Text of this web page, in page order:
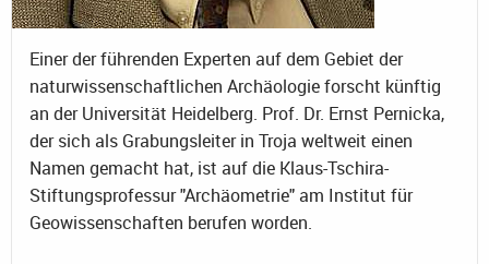
Einer der führenden Experten auf dem Gebiet der
naturwissenschaftlichen Archäologie forscht künftig
an der Universität Heidelberg. Prof. Dr. Ernst Pernicka,
der sich als Grabungsleiter in Troja weltweit einen
Namen gemacht hat, ist auf die Klaus-Tschira-
Stiftungsprofessur "Archäometrie" am Institut für
Geowissenschaften berufen worden.